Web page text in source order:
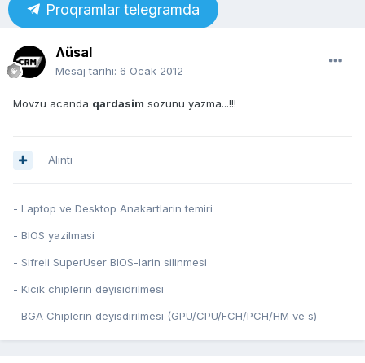
Proqramlar telegramda
Ʌüsal
Mesaj tarihi: 6 Ocak 2012
Movzu acanda qardasim sozunu yazma...!!!
Alıntı
- Laptop ve Desktop Anakartlarin temiri
- BIOS yazilmasi
- Sifreli SuperUser BIOS-larin silinmesi
- Kicik chiplerin deyisidrilmesi
- BGA Chiplerin deyisdirilmesi (GPU/CPU/FCH/PCH/HM ve s)